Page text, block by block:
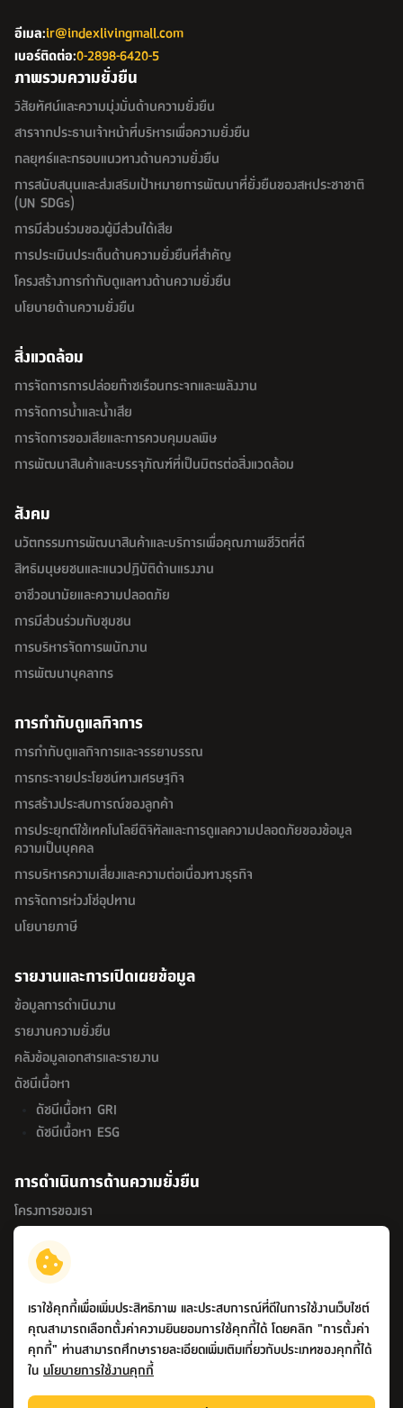
อีเมล:ir@indexlivingmall.com
เบอร์ติดต่อ:0-2898-6420-5
ภาพรวมความยั่งยืน
วิสัยทัศน์และความมุ่งมั่นด้านความยั่งยืน
สารจากประธานเจ้าหน้าที่บริหารเพื่อความยั่งยืน
กลยุทธ์และกรอบแนวทางด้านความยั่งยืน
การสนับสนุนและส่งเสริมเป้าหมายการพัฒนาที่ยั่งยืนของสหประชาชาติ
(UN SDGs)
การมีส่วนร่วมของผู้มีส่วนได้เสีย
การประเมินประเด็นด้านความยั่งยืนที่สำคัญ
โครงสร้างการกำกับดูแลทางด้านความยั่งยืน
นโยบายด้านความยั่งยืน
สิ่งแวดล้อม
การจัดการการปล่อยก๊าซเรือนกระจกและพลังงาน
การจัดการน้ำและน้ำเสีย
การจัดการของเสียและการควบคุมมลพิษ
การพัฒนาสินค้าและบรรจุภัณฑ์ที่เป็นมิตรต่อสิ่งแวดล้อม
สังคม
นวัตกรรมการพัฒนาสินค้าและบริการเพื่อคุณภาพชีวิตที่ดี
สิทธิมนุษยชนและแนวปฏิบัติด้านแรงงาน
อาชีวอนามัยและความปลอดภัย
การมีส่วนร่วมกับชุมชน
การบริหารจัดการพนักงาน
การพัฒนาบุคลากร
การกำกับดูแลกิจการ
การกำกับดูแลกิจการและจรรยาบรรณ
การกระจายประโยชน์ทางเศรษฐกิจ
การสร้างประสบการณ์ของลูกค้า
การประยุกต์ใช้เทคโนโลยีดิจิทัลและการดูแลความปลอดภัยของข้อมูล
ความเป็นบุคคล
การบริหารความเสี่ยงและความต่อเนื่องทางธุรกิจ
การจัดการห่วงโซ่อุปทาน
นโยบายภาษี
รายงานและการเปิดเผยข้อมูล
ข้อมูลการดำเนินงาน
รายงานความยั่งยืน
คลังข้อมูลเอกสารและรายงาน
ดัชนีเนื้อหา
ดัชนีเนื้อหา GRI
ดัชนีเนื้อหา ESG
การดำเนินการด้านความยั่งยืน
โครงการของเรา
กิจกรรมด้านความยั่งยืน
© สงวนลิขสิทธิ์ พ.ศ. 2569 บริษัท อินเด็กซ์ ลิฟวิ่งมอลล์ จำกัด
(มหาชน)
เราใช้คุกกี้เพื่อเพิ่มประสิทธิภาพ และประสบการณ์ที่ดีในการใช้งานเว็บไซต์
คุณสามารถเลือกตั้งค่าความยินยอมการใช้คุกกี้ได้ โดยคลิก "การตั้งค่า
คุกกี้" ท่านสามารถศึกษารายละเอียดเพิ่มเติมเกี่ยวกับประเภทของคุกกี้ได้
ใน นโยบายการใช้งานคุกกี้